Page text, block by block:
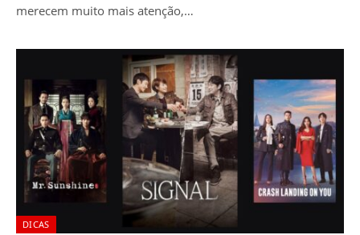
merecem muito mais atenção,…
DICAS